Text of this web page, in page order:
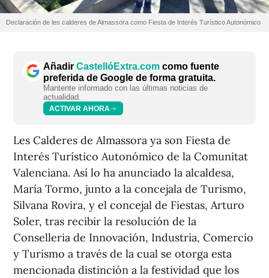
Declaración de les calderes de Almassora como Fiesta de Interés Turístico Autonómico
Añadir CastellóExtra.com como fuente
preferida de Google de forma gratuita.
Mantente informado con las últimas noticias de
actualidad.
ACTIVAR AHORA
Les Calderes de Almassora ya son Fiesta de
Interés Turístico Autonómico de la Comunitat
Valenciana. Así lo ha anunciado la alcaldesa,
María Tormo, junto a la concejala de Turismo,
Silvana Rovira, y el concejal de Fiestas, Arturo
Soler, tras recibir la resolución de la
Conselleria de Innovación, Industria, Comercio
y Turismo a través de la cual se otorga esta
mencionada distinción a la festividad que los